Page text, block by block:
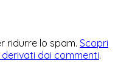
ridurre lo spam. Scopri
dai commenti.